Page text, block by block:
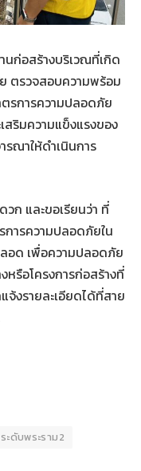
นก่อสร้างบริเวณที่เกิด
ตรวจสอบความพร้อม
ตรการความปลอดภัย
สริมความแข็งแรงของ
รณาให้ดำเนินการ
ก และขอเรียนว่า ที่
การความปลอดภัยใน
ลอด เพื่อความปลอดภัย
หรือโครงการก่อสร้างที่
จ้งรายละเอียดได้ที่สาย
ะดับพระราม2